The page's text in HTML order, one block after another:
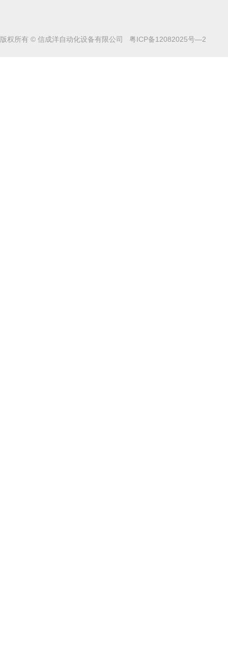
版权所有 © 信成洋自动化设备有限公司 粤ICP备12082025号—2